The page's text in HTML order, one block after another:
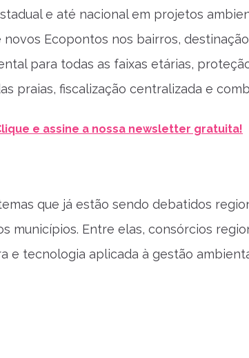
e até nacional em projetos
Ecopontos nos bairros,
para todas as faixas etárias,
praias, fiscalização centralizada e
e assine a nossa newsletter gratuita!
que já estão sendo debatidos
municípios. Entre elas, consórcios
e tecnologia aplicada à gestão